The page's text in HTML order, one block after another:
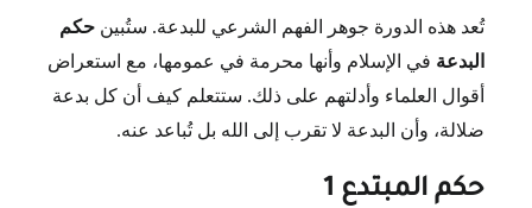
تُعد هذه الدورة جوهر الفهم الشرعي للبدعة. ستُبين حكم
البدعة في الإسلام وأنها محرمة في عمومها، مع استعراض
أقوال العلماء وأدلتهم على ذلك. ستتعلم كيف أن كل بدعة
ضلالة، وأن البدعة لا تقرب إلى الله بل تُباعد عنه.
حكم المبتدع 1